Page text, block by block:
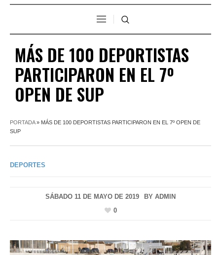
MÁS DE 100 DEPORTISTAS
PARTICIPARON EN EL 7º
OPEN DE SUP
PORTADA» MÁS DE 100 DEPORTISTAS PARTICIPARON EN EL 7º OPEN DE
SUP
DEPORTES
SÁBADO 11 DE MAYO DE 2019 BY ADMIN
0